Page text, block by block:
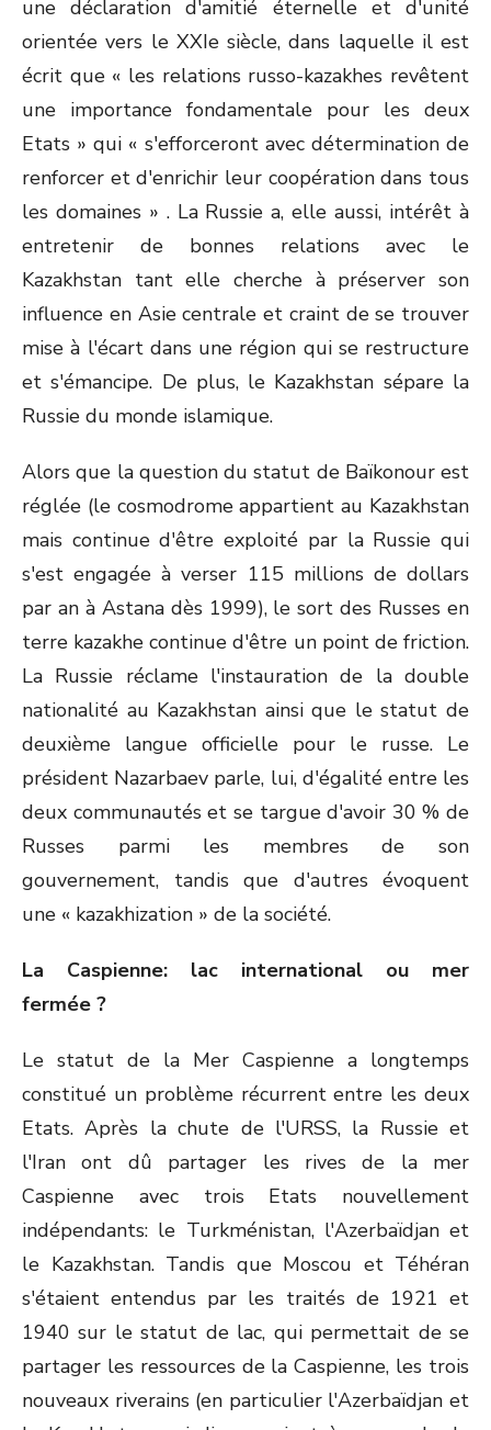
une déclaration d'amitié éternelle et d'unité
orientée vers le XXIesiècle, dans laquelle il est
écrit que « les relations russo-kazakhes revêtent
une importance fondamentale pour les deux
Etats » qui « s'efforceront avec détermination de
renforcer et d'enrichir leur coopération dans tous
les domaines » . La Russie a, elle aussi, intérêt à
entretenir de bonnes relations avec le
Kazakhstan tant elle cherche à préserver son
influence en Asie centrale et craint de se trouver
mise à l'écart dans une région qui se restructure
et s'émancipe. De plus, le Kazakhstan sépare la
Russie du monde islamique.
Alors que la question du statut de Baïkonour est
réglée (le cosmodrome appartient au Kazakhstan
mais continue d'être exploité par la Russie qui
s'est engagée à verser 115 millions de dollars
par an à Astana dès 1999), le sort des Russes en
terre kazakhe continue d'être un point de friction.
La Russie réclame l'instauration de la double
nationalité au Kazakhstan ainsi que le statut de
deuxième langue officielle pour le russe. Le
président Nazarbaev parle, lui, d'égalité entre les
deux communautés et se targue d'avoir 30 % de
Russes parmi les membres de son
gouvernement, tandis que d'autres évoquent
une « kazakhization » de la société.
La Caspienne: lac international ou mer
fermée ?
Le statut de la Mer Caspienne a longtemps
constitué un problème récurrent entre les deux
Etats. Après la chute de l'URSS, la Russie et
l'Iran ont dû partager les rives de la mer
Caspienne avec trois Etats nouvellement
indépendants: le Turkménistan, l'Azerbaïdjan et
le Kazakhstan. Tandis que Moscou et Téhéran
s'étaient entendus par les traités de 1921 et
1940 sur le statut de lac, qui permettait de se
partager les ressources de la Caspienne, les trois
nouveaux riverains (en particulier l'Azerbaïdjan et